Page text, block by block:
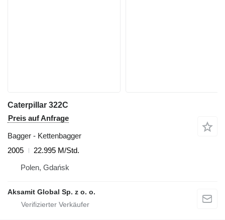
Caterpillar 322C
Preis auf Anfrage
Bagger - Kettenbagger
2005
22.995 M/Std.
Polen, Gdańsk
Aksamit Global Sp. z o. o.